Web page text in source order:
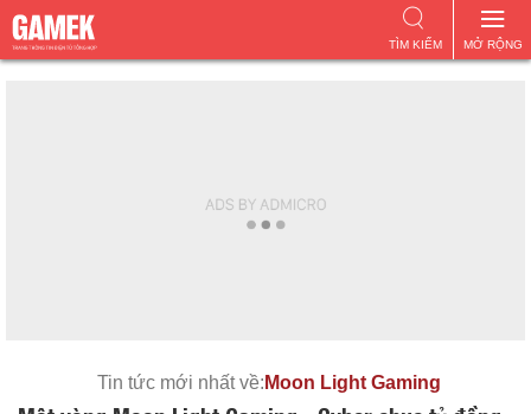
MỞ RỘNG
TÌM KIẾM
Tin tức mới nhất về: Moon Light Gaming